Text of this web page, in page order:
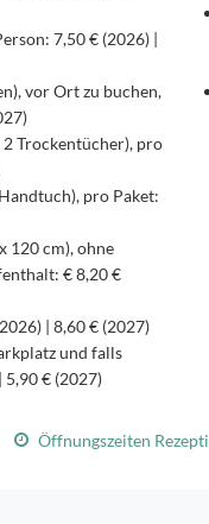
7,50 € (2026) |
vor Ort zu buchen,
Trockentücher), pro
pro Paket:
120 cm), ohne
€ 8,20 €
| 8,60 € (2027)
und falls
€ (2027)
Öffnungszeiten